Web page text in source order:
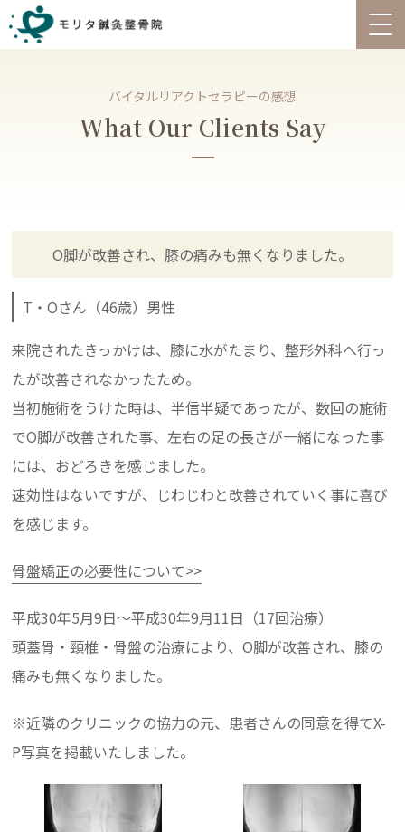
バイタルリアクトセラピーの感想
What Our Clients Say
O脚が改善され、膝の痛みも無くなりました。
T・Oさん（46歳）男性
来院されたきっかけは、膝に水がたまり、整形外科へ行っ
たが改善されなかったため。
当初施術をうけた時は、半信半疑であったが、数回の施術
でO脚が改善された事、左右の足の長さが一緒になった事
には、おどろきを感じました。
速効性はないですが、じわじわと改善されていく事に喜び
を感じます。
骨盤矯正の必要性について>>
平成30年5月9日～平成30年9月11日（17回治療）
頭蓋骨・頸椎・骨盤の治療により、O脚が改善され、膝の
痛みも無くなりました。
※近隣のクリニックの協力の元、患者さんの同意を得てX-
P写真を掲載いたしました。